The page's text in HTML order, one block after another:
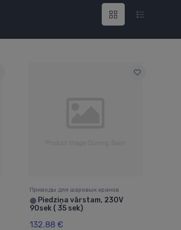
Приводы для шаровых кранов
⬤Piedziņa vārstam, 230V
90sek ( 35 sek)
132.88 €